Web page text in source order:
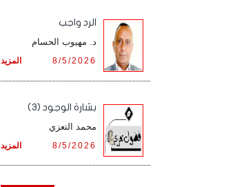
الرد واجب
د. مهيوب الحسام
المزيد 8/5/2026
بشارة الوجود (3)
محمد التعزي
المزيد 8/5/2026